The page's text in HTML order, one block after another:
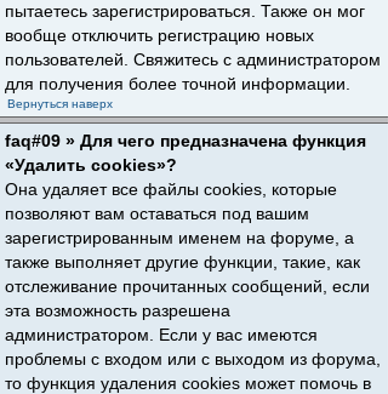
пытаетесь зарегистрироваться. Также он мог
вообще отключить регистрацию новых
пользователей. Свяжитесь с администратором
для получения более точной информации.
Вернуться наверх
faq#09 » Для чего предназначена функция
«Удалить cookies»?
Она удаляет все файлы cookies, которые
позволяют вам оставаться под вашим
зарегистрированным именем на форуме, а
также выполняет другие функции, такие, как
отслеживание прочитанных сообщений, если
эта возможность разрешена
администратором. Если у вас имеются
проблемы с входом или с выходом из форума,
то функция удаления cookies может помочь в